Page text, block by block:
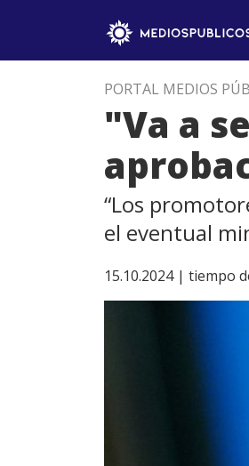
PORTAL MEDIOS
"Va a
“Los
el eventual
15.10.2024 | tiempo